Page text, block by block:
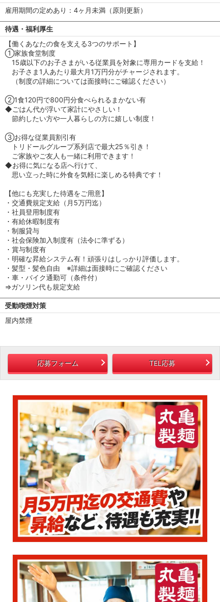
雇用期間の定めあり：4ヶ月未満（原則更新）
待遇・福利厚生
【働くあなたの食を支える3つのサポート】
①家族食堂制度
15歳以下のお子さまがいる従業員を対象に専用カードを支給！
お子さま1人あたり最大月1万円分がチャージされます。
（制度の詳細については面接時にご確認ください）
②1食120円で800円分食べられるまかない有
◆ごはん代が浮いて家計にやさしい！
節約したい方や一人暮らしの方に嬉しい制度！
③お得な従業員割引有
トリドールグループ系列店で最大25％引き！
ご家族やご友人も一緒に利用できます！
◆お得に気になる店へ行けて、
思い立った時に外食を気軽に楽しめる特典です！
【他にも充実した待遇をご用意】
・交通費規定支給（月5万円迄）
・社員登用制度有
・有給休暇制度有
・制服貸与
・社会保険加入制度有（法令に準ずる）
・賞与制度有
・明確な昇給システム有！頑張りはしっかり評価します。
・髪型・髪色自由 ※詳細は面接時にご確認ください
・車・バイク通勤可（条件付）
⇒ガソリン代も規定支給
受動喫煙対策
屋内禁煙
応募フォーム TEL応募